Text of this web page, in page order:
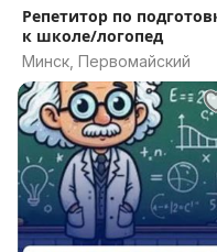
групповые зависят от
подготовка к
Репетитор по
к школе/логопед
Минск, Первомайский